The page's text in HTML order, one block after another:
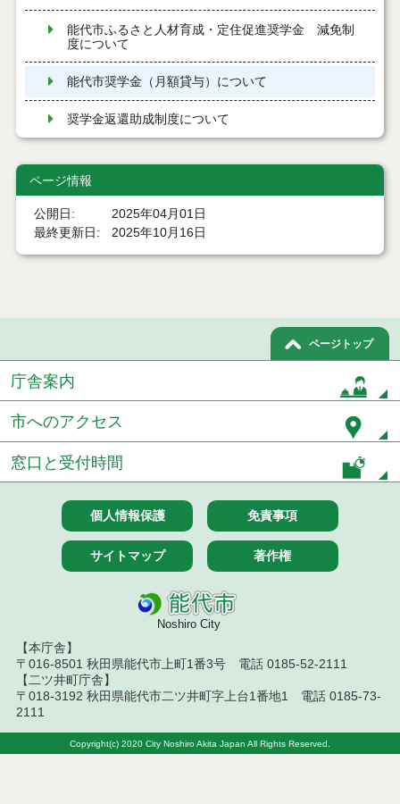
能代市ふるさと人材育成・定住促進奨学金 減免制
度について
能代市奨学金（月額貸与）について
奨学金返還助成制度について
ページ情報
公開日
2025年04月01日
最終更新日
2025年10月16日
ページトップ
庁舎案内
市へのアクセス
窓口と受付時間
個人情報保護 免責事項
サイトマップ 著作権
Noshiro City
【本庁舎】
〒016-8501 秋田県能代市上町1番3号 電話 0185-52-2111
【二ツ井町庁舎】
〒018-3192 秋田県能代市二ツ井町字上台1番地1 電話 0185-73-
2111
Copyright(c) 2020 City Noshiro Akita Japan All Rights Reserved.